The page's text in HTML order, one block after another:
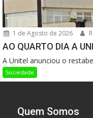
1 de Agosto de 2026
AO QUARTO DIA A
A Unitel anunciou o
Sociedade
Quem Somos